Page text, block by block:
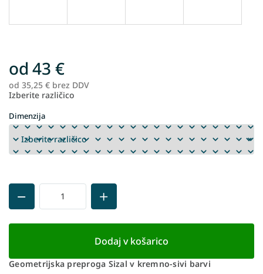
od43 €
od 35,25 € brez DDV
Izberite različico
Dimenzija
Dodaj v košarico
Geometrijska preproga Sizal v kremno-sivi barvi